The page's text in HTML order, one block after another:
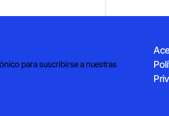
para suscribirse a nuestras